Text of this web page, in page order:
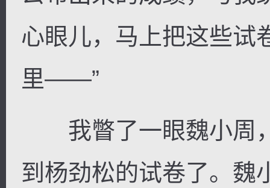
心眼儿，马上把这些试
里——”
我瞥了一眼魏小周
到杨劲松的试卷了。魏